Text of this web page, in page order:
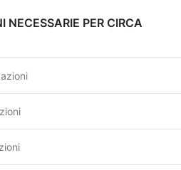
NECESSARIE PER CIRCA